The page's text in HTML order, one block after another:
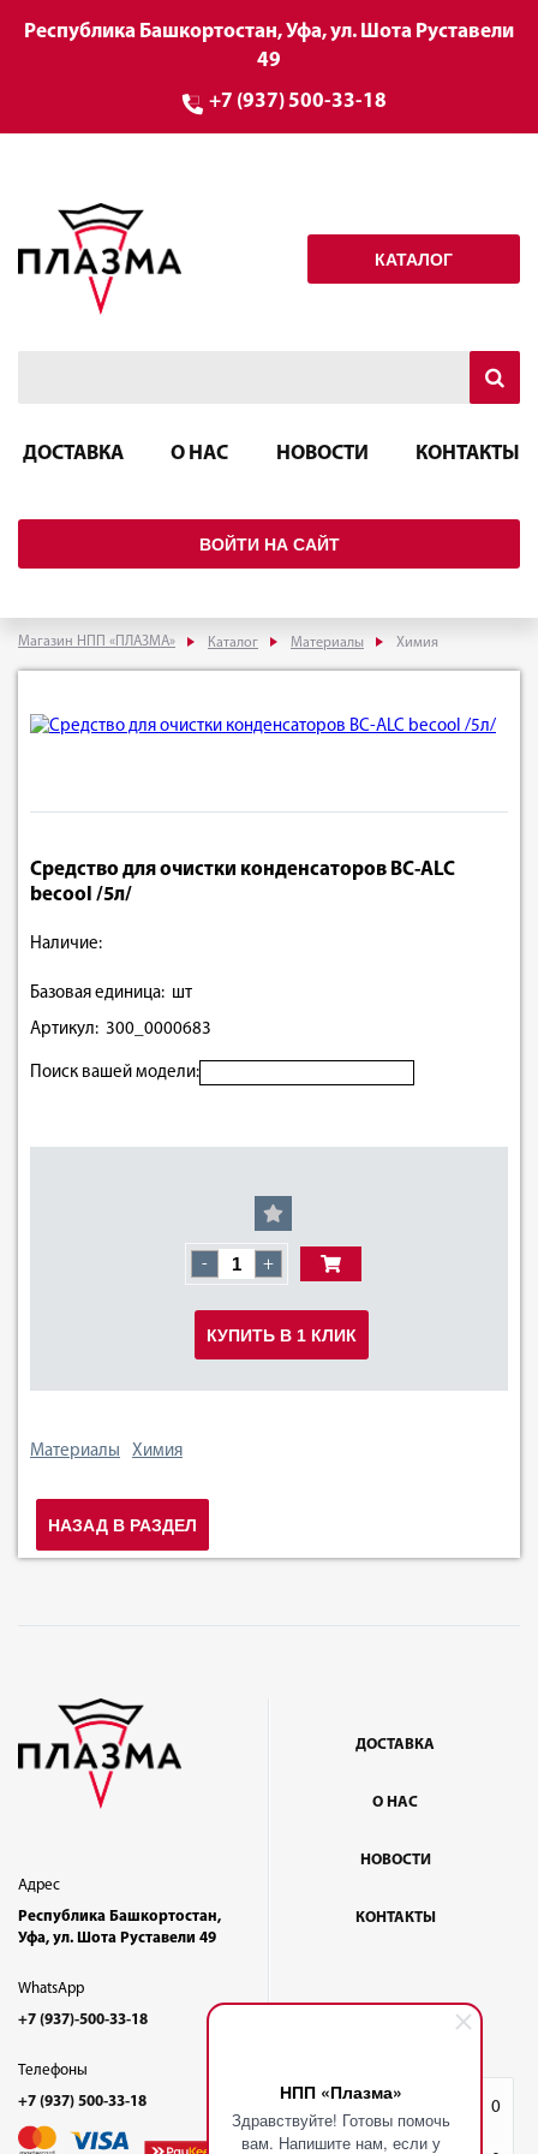
НПП «Плазма»
Здравствуйте! Готовы помочь
вам. Напишите нам, если у
0
Республика Башкортостан, Уфа, ул. Шота Руставели
49
+7 (937) 500-33-18
КАТАЛОГ
ДОСТАВКА О НАС НОВОСТИ КОНТАКТЫ
ВОЙТИ НА САЙТ
Магазин НПП «ПЛАЗМА» Каталог Материалы Химия
Средство для очистки конденсаторов BC-ALC
becool /5л/
Наличие:
Базовая единица: шт
Артикул: 300_0000683
Поиск вашей модели:
- +
КУПИТЬ В 1 КЛИК
Материалы Химия
НАЗАД В РАЗДЕЛ
Адрес
Республика Башкортостан,
Уфа, ул. Шота Руставели 49
WhatsApp
+7 (937)-500-33-18
Телефоны
+7 (937) 500-33-18
ДОСТАВКА
О НАС
НОВОСТИ
КОНТАКТЫ